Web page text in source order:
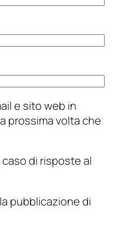
e sito web in
prossima volta che
di risposte al
pubblicazione di